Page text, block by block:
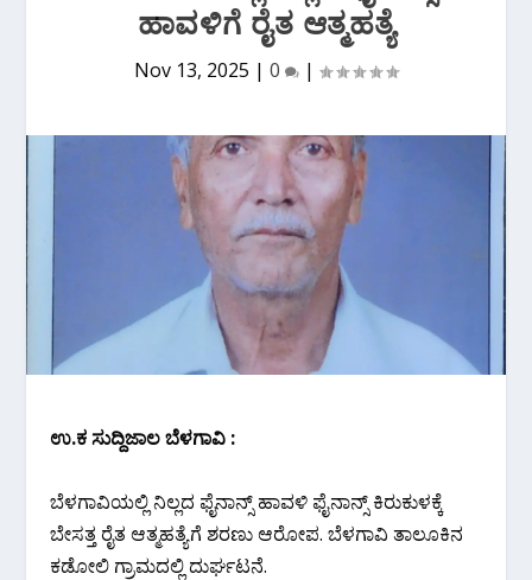
ಹಾವಳಿಗೆ ರೈತ ಆತ್ಮಹತ್ಯೆ
Nov 13, 2025 | 0 |
ಉ.ಕ ಸುದ್ದಿಜಾಲ ಬೆಳಗಾವಿ :
ಬೆಳಗಾವಿಯಲ್ಲಿ ನಿಲ್ಲದ ಫೈ‌ನಾನ್ಸ್ ಹಾವಳಿ ಫೈನಾನ್ಸ್ ಕಿರುಕುಳಕ್ಕೆ
ಬೇಸತ್ತ ರೈತ ಆತ್ಮಹತ್ಯೆಗೆ ಶರಣು ಆರೋಪ. ಬೆಳಗಾವಿ ತಾಲೂಕಿನ
ಕಡೋಲಿ ಗ್ರಾಮದಲ್ಲಿ ದುರ್ಘಟನೆ.